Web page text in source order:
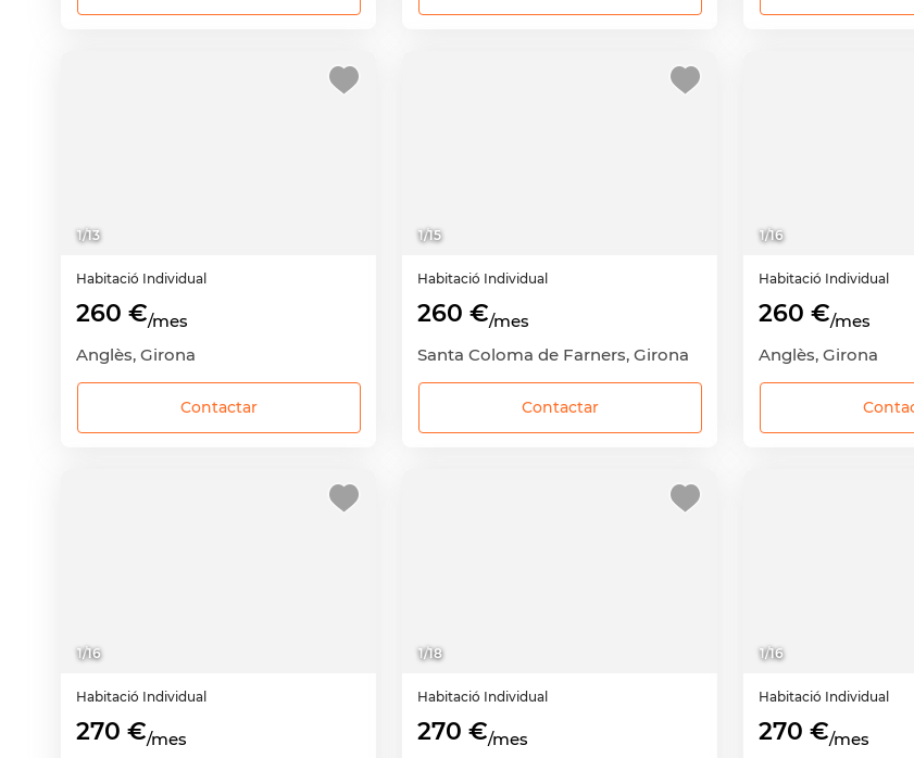
1/13
Habitació Individual
260 €/mes
Anglès, Girona
Contactar
1/15
Habitació Individual
260 €/mes
Santa Coloma de Farners, Girona
Contactar
1/16
Habitació Individual
260 €/mes
Anglès, Girona
1/16
Habitació Individual
270 €/mes
1/18
Habitació Individual
270 €/mes
1/16
Habitació Individual
270 €/mes